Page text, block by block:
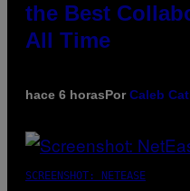
the Best
All Time
hace 6 horasPorCaleb
SCREENSHOT: NETEASE